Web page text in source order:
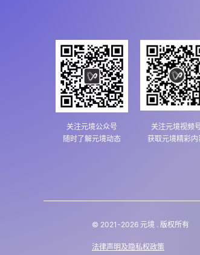
关注元境公众号
随时了解元境动态
关注元境视频
获取元境精彩内
© 2021-2026 元境 . 版权所有
法律声明及隐私权政策